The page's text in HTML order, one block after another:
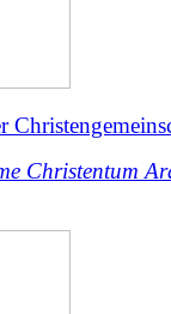
Christentum